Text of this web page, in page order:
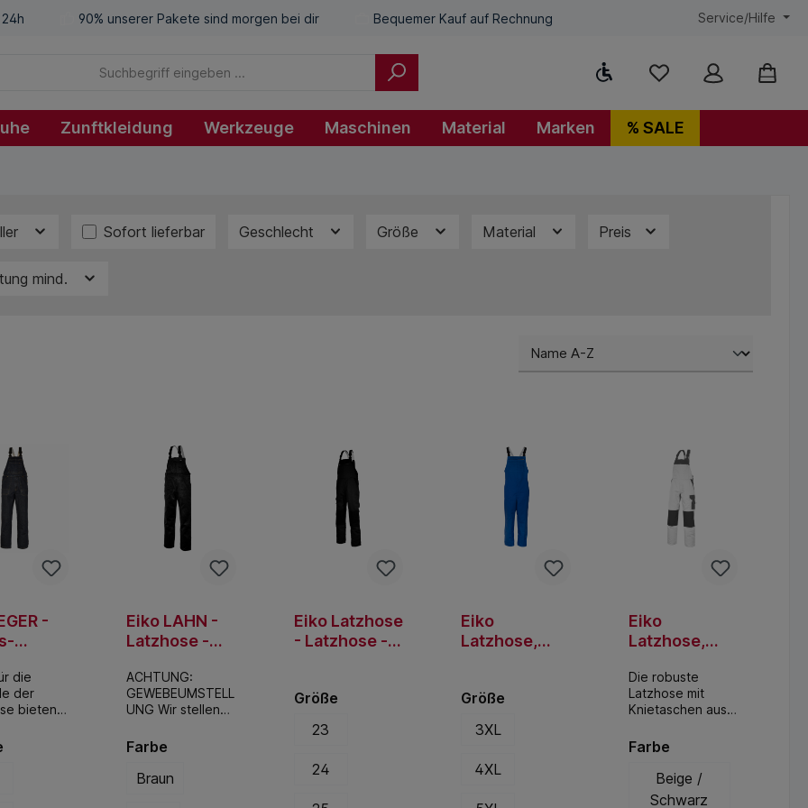
90% unserer Pakete sind morgen bei dir Bequemer Kauf auf Rechnung Service/Hilfe
Werkzeugleiste anzeigen
Zunftkleidung Werkzeuge Maschinen Material Marken % SALE
Sofort lieferbar Geschlecht Größe Material Preis
mind.
-
- blue
die
der
bieten
Stoff.
Eiko LAHN -
Latzhose -
ACHTUNG:
GEWEBEUMSTELL
UNG Wir stellen
Gewebe der
kann es sein,
Farbe
Braun
Eiko Latzhose
- Latzhose -
Größe
23
24
Eiko
Latzhose,
Latzhose -
Canvas -
Übergröße -
Kornblau
Größe
3XL
4XL
Eiko
Latzhose,
- Latzhose -
Canvas
Die robuste
Latzhose mit
Knietaschen aus
elastischen
lässt sich auf
jeder Baustelle
Farbe
Beige /
Schwarz